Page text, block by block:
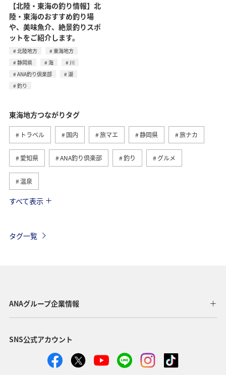
【北陸・東海の釣り情報】北
陸・東海のおすすめ釣り場
や、美味魚介、絶景釣りスポ
ットをご紹介します。
北陸地方
東海地方
静岡県
海
川
ANA釣り倶楽部
湖
釣り
東海地方つながりタグ
トラベル 国内 旅マエ 静岡県 旅ナカ
愛知県 ANA釣り倶楽部 釣り グルメ
温泉
秋 海
夏 沖縄 名古屋 フォトジェニックな写真を撮る
ワカサギ 川
すべて表示
タグ一覧
ANAグループ企業情報
SNS公式アカウント